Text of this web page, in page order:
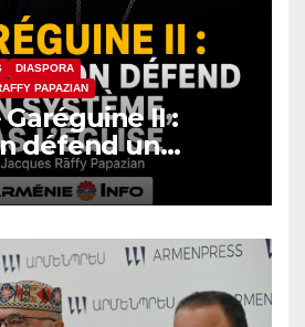
DIASPORA
PAPAZIAN
II :
défend un
l’Église